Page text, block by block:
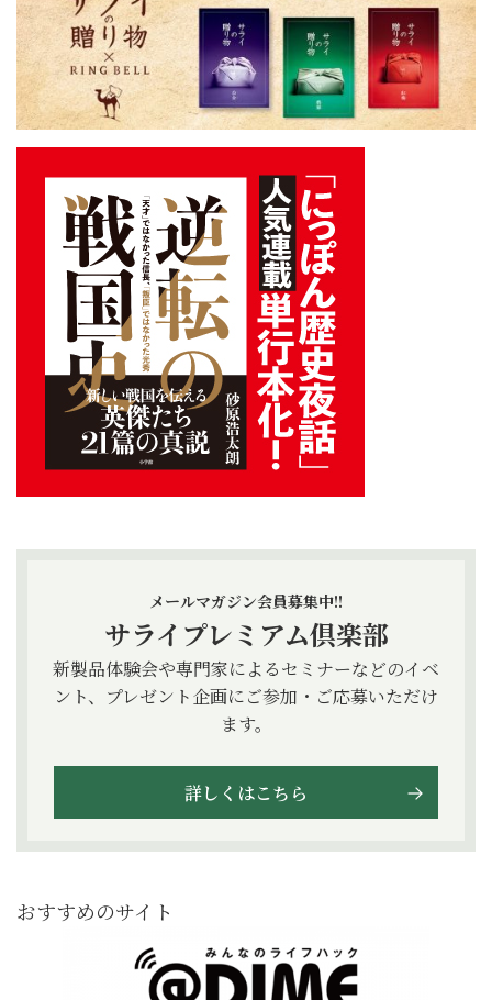
メールマガジン会員募集中!!
サライプレミアム倶楽部
新製品体験会や専門家によるセミナーなどのイベ
ント、プレゼント企画にご参加・ご応募いただけ
ます。
詳しくはこちら
おすすめのサイト